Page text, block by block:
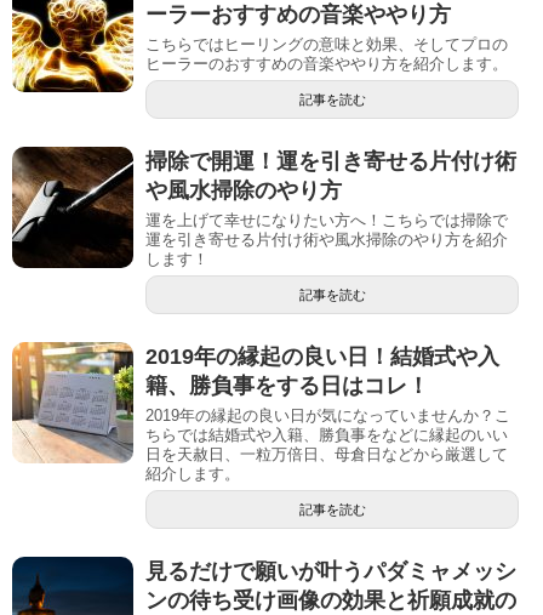
ーラーおすすめの音楽ややり方
こちらではヒーリングの意味と効果、そしてプロの
ヒーラーのおすすめの音楽ややり方を紹介します。
記事を読む
掃除で開運！運を引き寄せる片付け術
や風水掃除のやり方
運を上げて幸せになりたい方へ！こちらでは掃除で
運を引き寄せる片付け術や風水掃除のやり方を紹介
します！
記事を読む
2019年の縁起の良い日！結婚式や入
籍、勝負事をする日はコレ！
2019年の縁起の良い日が気になっていませんか？こ
ちらでは結婚式や入籍、勝負事をなどに縁起のいい
日を天赦日、一粒万倍日、母倉日などから厳選して
紹介します。
記事を読む
見るだけで願いが叶うパダミャメッシ
ンの待ち受け画像の効果と祈願成就の